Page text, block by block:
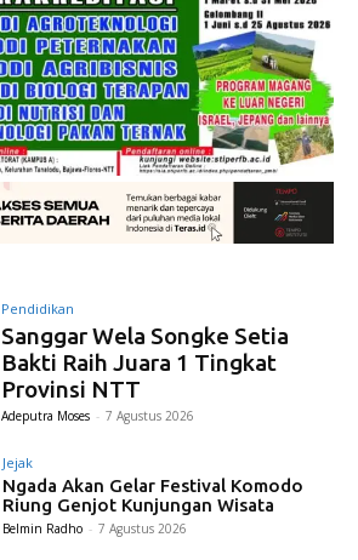
Pendidikan
Sanggar Wela Songke Setia
Bakti Raih Juara 1 Tingkat
Provinsi NTT
Adeputra Moses - 7 Agustus 2026
Jejak
Ngada Akan Gelar Festival Komodo
Riung Genjot Kunjungan Wisata
Belmin Radho - 7 Agustus 2026